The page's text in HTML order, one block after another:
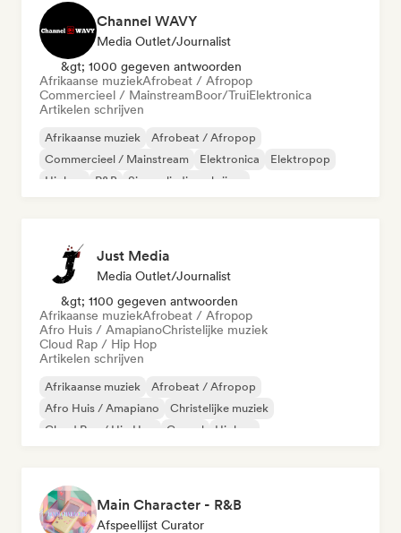
Channel WAVY
Media Outlet/Journalist
&gt; 1000 gegeven antwoorden
Afrikaanse muziekAfrobeat / Afropop
Commercieel / MainstreamBoor/TruiElektronica
Artikelen schrijven
Afrikaanse muziek
Afrobeat / Afropop
Commercieel / Mainstream
Elektronica
Elektropop
Hiphop
R&B Singer-liedjesschrijver
Just Media
Media Outlet/Journalist
&gt; 1100 gegeven antwoorden
Afrikaanse muziekAfrobeat / Afropop
Afro Huis / AmapianoChristelijke muziek
Cloud Rap / Hip Hop
Artikelen schrijven
Afrikaanse muziek
Afrobeat / Afropop
Afro Huis / Amapiano
Christelijke muziek
Cloud Rap / Hip Hop
Gospel
Hiphop
Main Character - R&B
Afspeellijst Curator